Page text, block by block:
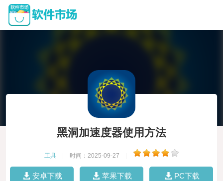
黑洞加速度器使用方法
工具 时间：2025-09-27
安卓下载 苹果下载 PC下载